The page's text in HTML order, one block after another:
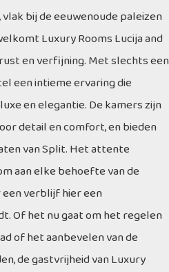
bij de eeuwenoude paleizen
Luxury Rooms Lucija and
en verfijning. Met slechts een
een intieme ervaring die
en elegantie. De kamers zijn
detail en comfort, en bieden
van Split. Het attente
aan elke behoefte van de
verblijf hier een
Of het nu gaat om het regelen
of het aanbevelen van de
de gastvrijheid van Luxury